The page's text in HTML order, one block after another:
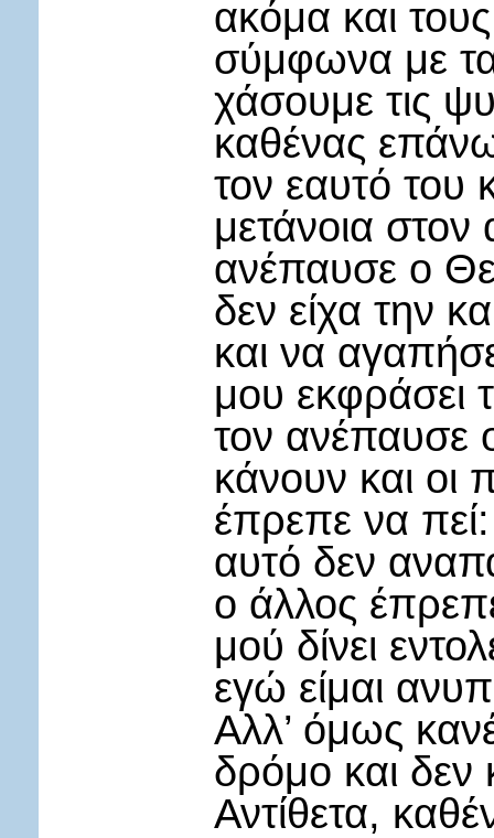
ακόμα και
σύμφωνα με
χάσουμε τις
καθένας
τον εαυτό του
μετάνοια στον
ανέπαυσε ο
δεν είχα την
και να
μου εκφράσει
τον ανέπαυσε
κάνουν και
έπρεπε να
αυτό δεν
ο άλλος
μού δίνει
εγώ είμαι
Αλλ’ όμως
δρόμο και δεν
Αντίθετα,